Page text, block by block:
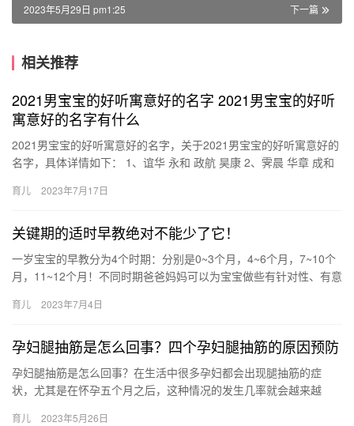
下一篇
2023年5月29日 pm1:25
相关推荐
2021男宝宝的好听寓意好的名字 2021男宝宝的好听
寓意好的名字有什么
2021男宝宝的好听寓意好的名字，关于2021男宝宝的好听寓意好的
名字，具体详情如下： 1、谊华 永和 政航 昊康 2、霁晨 华章 成和
育儿 2023年7月17日
关键期的适时早教绝对不能少了它！
一岁宝宝的早教分为4个时期：分别是0~3个月，4~6个月，7~10个
月，11~12个月！不同时期爸爸妈妈可以为宝宝做些有针对性、有意
育儿 2023年7月4日
孕妇腿抽筋是怎么回事？四个孕妇腿抽筋的原因预防
孕妇腿抽筋是怎么回事？在生活中很多孕妇都会出现腿抽筋的症
状，尤其是在怀孕五个月之后，这种情况的发生几率就会越来越
育儿 2023年5月26日